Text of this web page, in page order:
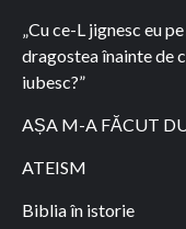
„Cu ce-L jignesc eu
dragostea înainte de
iubesc?”
AȘA M-A FĂCUT
ATEISM
Biblia în istorie